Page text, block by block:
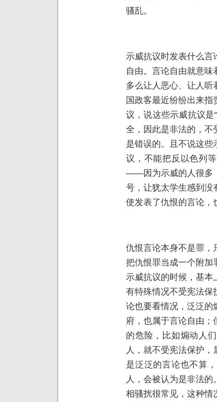
骚乱。
示威抗议时发表什么
自由。言论自由就意
多么让人恶心、让人
国政客最近纷纷出来
议，说这些示威抗议是
全，因此是非法的，不
是错误的。且不说这
议，不能把反以色列
——因为示威的人很多
号，让犹太学生感到没
使发表了仇恨的言论，
仇恨言论本身不是罪，
把仇恨罪当成一个附加
示威抗议的时候，基
有特殊情况不受宪法保
论也要看情况，泛泛的
府，也属于言论自由
的危险，比如煽动人
人，就不受宪法保护
是泛泛的言论也不算
人，会被认为是非法
相骚扰很常见，这种情